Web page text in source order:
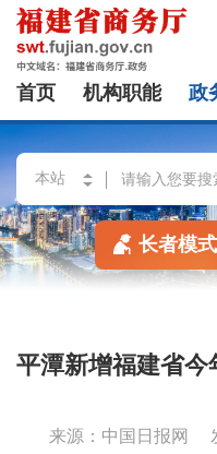
首页 机构职能 政
长者模式
平潭新增福建省
来源：中国日报网